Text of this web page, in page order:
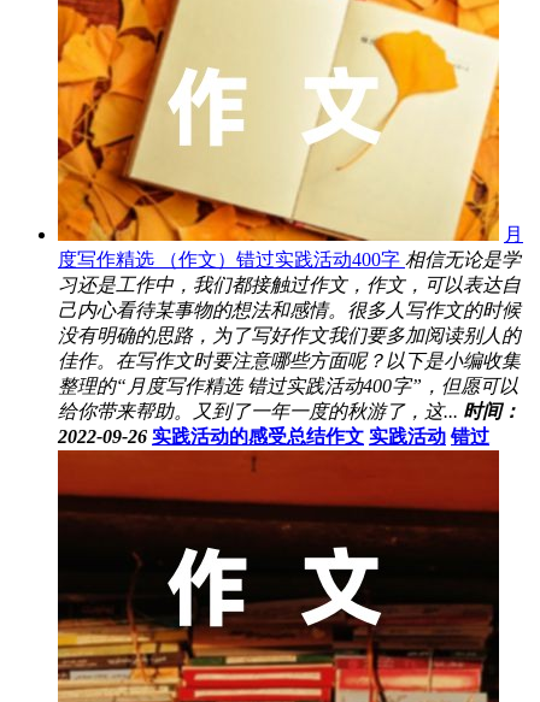
月
度写作精选 （作文）错过实践活动400字 相信无论是学
习还是工作中，我们都接触过作文，作文，可以表达自
己内心看待某事物的想法和感情。很多人写作文的时候
没有明确的思路，为了写好作文我们要多加阅读别人的
佳作。在写作文时要注意哪些方面呢？以下是小编收集
整理的“月度写作精选 错过实践活动400字”，但愿可以
给你带来帮助。又到了一年一度的秋游了，这... 时间：
2022-09-26 实践活动的感受总结作文 实践活动 错过